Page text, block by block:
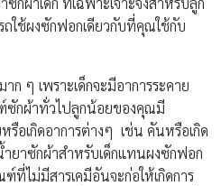
ใช้ผงซักฟอกเดียวกับที่คุณใช้กับ
ก ๆ เพราะเด็กจะมีอาการระคาย
ซักผ้าทั่วไปลูกน้อยของคุณมี
อเกิดอาการต่างๆ เช่น คันหรือเกิด
ยาซักผ้าสำหรับเด็กแทนผงซักฟอก
ที่ไม่มีสารเคมีอันจะก่อให้เกิดการ